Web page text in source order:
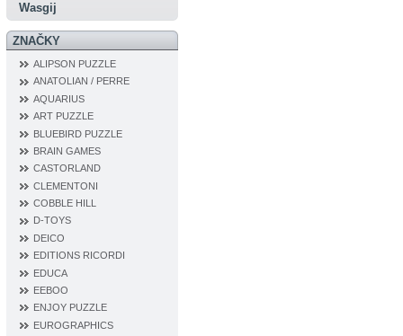
Wasgij
ZNAČKY
ALIPSON PUZZLE
ANATOLIAN / PERRE
AQUARIUS
ART PUZZLE
BLUEBIRD PUZZLE
BRAIN GAMES
CASTORLAND
CLEMENTONI
COBBLE HILL
D‐TOYS
DEICO
EDITIONS RICORDI
EDUCA
EEBOO
ENJOY PUZZLE
EUROGRAPHICS